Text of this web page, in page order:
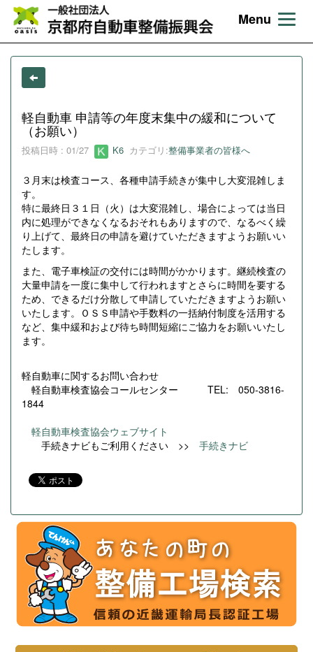
Menu
軽自動車 申請等の年度末集中の緩和について
（お願い）
投稿日時 : 01/27 K6 カテゴリ:整備事業者の皆様へ
３月末は検査コース、各種申請手続きが集中し大変混雑しま
す。
特に最終日３１日（火）は大変混雑し、場合によっては当日
内に処理ができなくなるおそれもありますので、なるべく繰
り上げて、最終日の申請を避けていただきますようお願いい
たします。
また、電子車検証の交付には時間がかかります。継続検査の
大量申請を一度に集中して行われますとさらに時間を要する
ため、できるだけ分散して申請していただきますようお願い
いたします。ＯＳＳ申請や手数料の一括納付制度を活用する
など、集中緩和および待ち時間短縮にご協力をお願いいたし
ます。
軽自動車に関するお問い合わせ
軽自動車検査協会コールセンター TEL: 050-3816-
1844
軽自動車検査協会ウェブサイト
手続きナビもご利用ください >> 手続きナビ